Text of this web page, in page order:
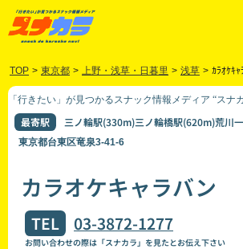
TOP > 東京都 > 上野・浅草・日暮里 > 浅草 > ｶﾗｵｹｷｬ
「行きたい」が見つかるスナック情報メディア “スナ
最寄駅 三ノ輪駅(330m)三ノ輪橋駅(620m)荒川
東京都台東区竜泉3-41-6
カラオケキャラバン
TEL 03-3872-1277
お問い合わせの際は「スナカラ」を見たとお伝え下さい